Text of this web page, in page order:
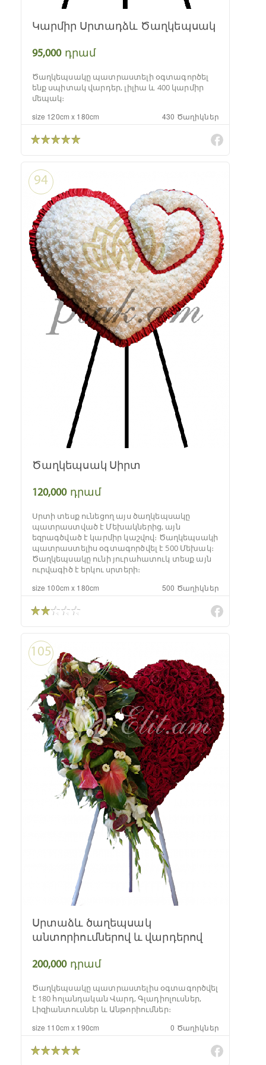
Կարմիր Սրտադձև Ծաղկեպսակ
95,000 դրամ
Ծաղկեպսակը պատրաստելի օգտագործել
ենք սպիտակ վարդեր, լիլիա և 400 կարմիր
մեպակ։
size 120cm x 180cm 430 Ծաղիկներ
94
Ծաղկեպսակ Սիրտ
120,000 դրամ
Սրտի տեսք ունեցող այս ծաղկեպսակը
պատրաստված է Մեխակներից, այն
եզրագծված է կարմիր կաշվով։ Ծաղկեպսակի
պատրաստելիս օգտագործվել է 500 Մեխակ։
Ծաղկեպսակը ունի յուրահատուկ տեսք այն
ուրվագիծ է երկու սրտերի։
size 100cm x 180cm 500 Ծաղիկներ
105
Սրտաձև ծաղեպսակ
անտորիումներով և վարդերով
200,000 դրամ
Ծաղկեպսակը պատրաստելիս օգտագործվել
է 180 հոլանդական Վարդ, Գլադիոլուսներ,
Լիզիանտուսներ և Անթորիումներ։
size 110cm x 190cm 0 Ծաղիկներ